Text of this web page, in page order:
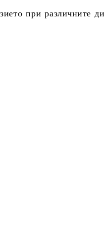
при различните